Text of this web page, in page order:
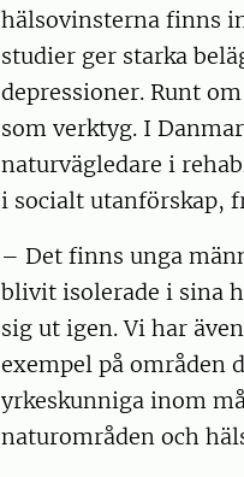
hälsovinsterna finns
studier ger starka
depressioner. Runt
som verktyg. I
naturvägledare i
i socialt utanförskap,
– Det finns unga
blivit isolerade i sina
sig ut igen. Vi har
exempel på områden
yrkeskunniga inom
naturområden och